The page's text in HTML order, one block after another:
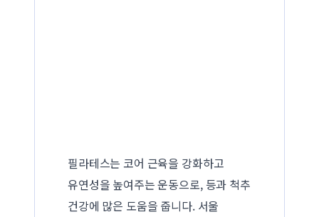
필라테스는 코어 근육을 강화하고
유연성을 높여주는 운동으로, 등과 척추
건강에 많은 도움을 줍니다. 서울